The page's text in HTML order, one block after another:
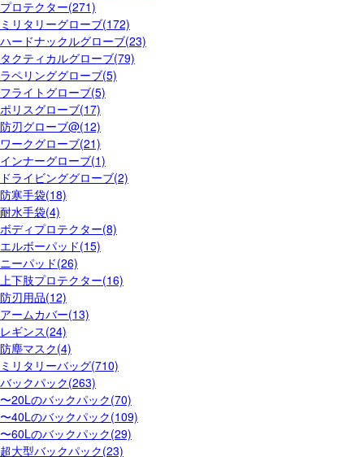
プロテクター(271)
ミリタリーグローブ(172)
ハードナックルグローブ(23)
タクティカルグローブ(79)
ラペリンググローブ(5)
フライトグローブ(5)
ポリスグローブ(17)
防刃グローブ@(12)
ワークグローブ(21)
インナーグローブ(1)
ドライビンググローブ(2)
防寒手袋(18)
耐水手袋(4)
ボディプロテクター(8)
エルボーパッド(15)
ニーパッド(26)
上下肢プロテクター(16)
防刃用品(12)
アームカバー(13)
レギンス(24)
防塵マスク(4)
ミリタリーバッグ(710)
バックパック(263)
〜20Lのバックパック(70)
〜40Lのバックパック(109)
〜60Lのバックパック(29)
超大型バックパック(23)